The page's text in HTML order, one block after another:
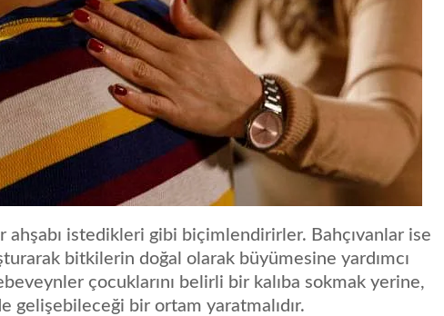
ahşabı istedikleri gibi biçimlendirirler. Bahçıvanlar ise
bitkilerin doğal olarak büyümesine yardımcı
çocuklarını belirli bir kalıba sokmak yerine,
gelişebileceği bir ortam yaratmalıdır.